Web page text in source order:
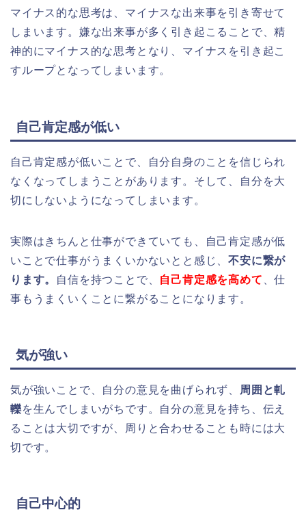
マイナス的な思考は、マイナスな出来事を引き寄せて
しまいます。嫌な出来事が多く引き起こることで、精
神的にマイナス的な思考となり、マイナスを引き起こ
すループとなってしまいます。
自己肯定感が低い
自己肯定感が低いことで、自分自身のことを信じられ
なくなってしまうことがあります。そして、自分を大
切にしないようになってしまいます。
実際はきちんと仕事ができていても、自己肯定感が低
いことで仕事がうまくいかないとと感じ、不安に繋が
ります。
自信を持つことで、 自己肯定感を高めて 、仕
事もうまくいくことに繋がることになります。
気が強い
気が強いことで、自分の意見を曲げられず、
周囲と軋
轢を生んでしまいがちです。自分の意見を持ち、伝え
ることは大切ですが、周りと合わせることも時には大
切です。
自己中心的